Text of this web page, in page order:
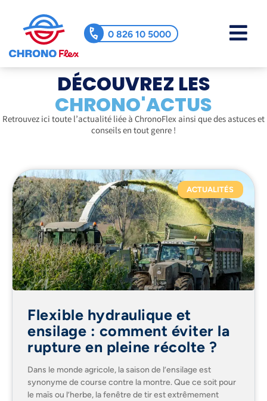
0 826 10 5000
DÉCOUVREZ LES
CHRONO'ACTUS
Retrouvez ici toute l’actualité liée à ChronoFlex ainsi que des astuces et
conseils en tout genre !
ACTUALITÉS
Flexible hydraulique et
ensilage : comment éviter la
rupture en pleine récolte ?
Dans le monde agricole, la saison de l’ensilage est
synonyme de course contre la montre. Que ce soit pour
le maïs ou l’herbe, la fenêtre de tir est extrêmement